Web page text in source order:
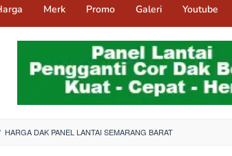
Merk Promo Galeri Youtube
HARGA DAK PANEL LANTAI SEMARANG BARAT